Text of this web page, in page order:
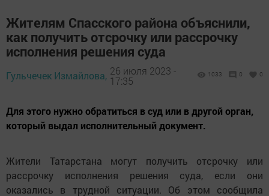
Жителям Спасского района объяснили,
как получить отсрочку или рассрочку
исполнения решения суда
Гульчечек Измайлова, 26 июля 2023 -
17:35
1033 0 0
Для этого нужно обратиться в суд или в другой орган,
который выдал исполнительный документ.
Жители Татарстана могут получить отсрочку или
рассрочку исполнения решения суда, если они
оказались в трудной ситуации. Об этом сообщила